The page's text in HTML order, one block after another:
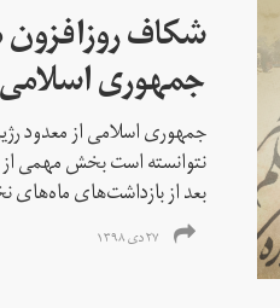
شکاف روز‌افزون
جمهوری اسلامی
جمهوری اسلامی از معدود
نتوانسته است بخش مهمی از
بعد از بازداشت‌های
۲۷ دی ۱۳۹۸